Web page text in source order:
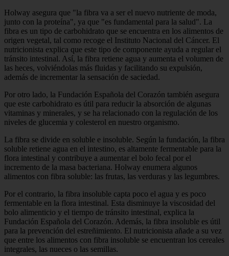
Holway asegura que "la fibra va a ser el nuevo nutriente de moda,
junto con la proteína", ya que "es fundamental para la salud". La
fibra es un tipo de carbohidrato que se encuentra en los alimentos de
origen vegetal, tal como recoge el Instituto Nacional del Cáncer. El
nutricionista explica que este tipo de componente ayuda a regular el
tránsito intestinal. Así, la fibra retiene agua y aumenta el volumen de
las heces, volviéndolas más fluidas y facilitando su expulsión,
además de incrementar la sensación de saciedad.
Por otro lado, la Fundación Española del Corazón también asegura
que este carbohidrato es útil para reducir la absorción de algunas
vitaminas y minerales, y se ha relacionado con la regulación de los
niveles de glucemia y colesterol en nuestro organismo.
La fibra se divide en soluble e insoluble. Según la fundación, la fibra
soluble retiene agua en el intestino, es altamente fermentable para la
flora intestinal y contribuye a aumentar el bolo fecal por el
incremento de la masa bacteriana. Holway enumera algunos
alimentos con fibra soluble: las frutas, las verduras y las legumbres.
Por el contrario, la fibra insoluble capta poco el agua y es poco
fermentable en la flora intestinal. Esta disminuye la viscosidad del
bolo alimenticio y el tiempo de tránsito intestinal, explica la
Fundación Española del Corazón. Además, la fibra insoluble es útil
para la prevención del estreñimiento. El nutricionista añade a su vez
que entre los alimentos con fibra insoluble se encuentran los cereales
integrales, las nueces o las semillas.